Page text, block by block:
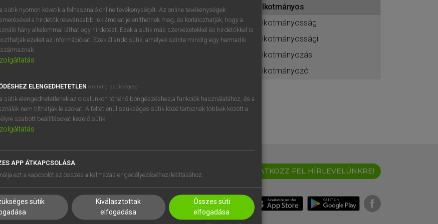
BELÉPÉS
próbaverziójának elindításához
regisztrálok ésbelépek.
REGISZTRÁCIÓ
alkotmányos
alkotmányosság
alkotmányossági
alkotmányozás
alkotmányozó
SÚGÓ
RÓLUNK
SÜTI BEÁLLÍTÁSOK
IRATKOZZ FEL HÍRLEVELÜNKRE!
sütik nyomon követik a felhasználó online tevékenységét. Az online tevékenységek
a hirdetők relevánsabb reklámokat jeleníthetnek meg, és korlátozhatják, hogy a
hány alkalommal láthat egy hirdetést. Ezek a sütik más szervezetekkel és hirdetőkkel is
ezeket az információkat. Ezek állandó sütik, amelyek szinte mindig egy harmadik
ELENGEDHETETLEN (mindig szükséges)
sütik elengedhetetlenek az oldalunkon történő böngészéshez,a funkciók használatához, és a
nem tilthatják le azokat. A feltétlenül szükséges sütik közé tartoznak többek között a
szabott beállításokat kezelő sütik.
APP ÁTKAPCSOLÁSA
ezt a kapcsolót az összes alkalmazás engedélyezéséhez/letiltásához.
sütik
Kiválasztottak
elfogadása
Összes süti
elfogadása